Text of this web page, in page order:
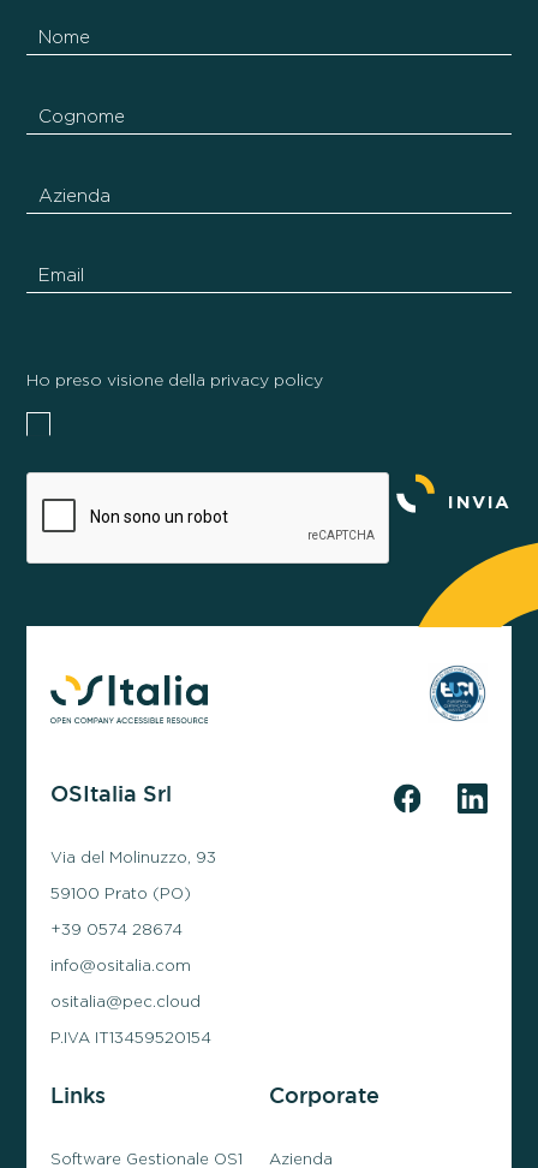
Ho preso visione della privacy policy
INVIA
OSItalia Srl
Via del Molinuzzo, 93
59100 Prato (PO)
+39 0574 28674
info@ositalia.com
ositalia@pec.cloud
P.IVA IT13459520154
Links
Software Gestionale OS1
Corporate
Azienda